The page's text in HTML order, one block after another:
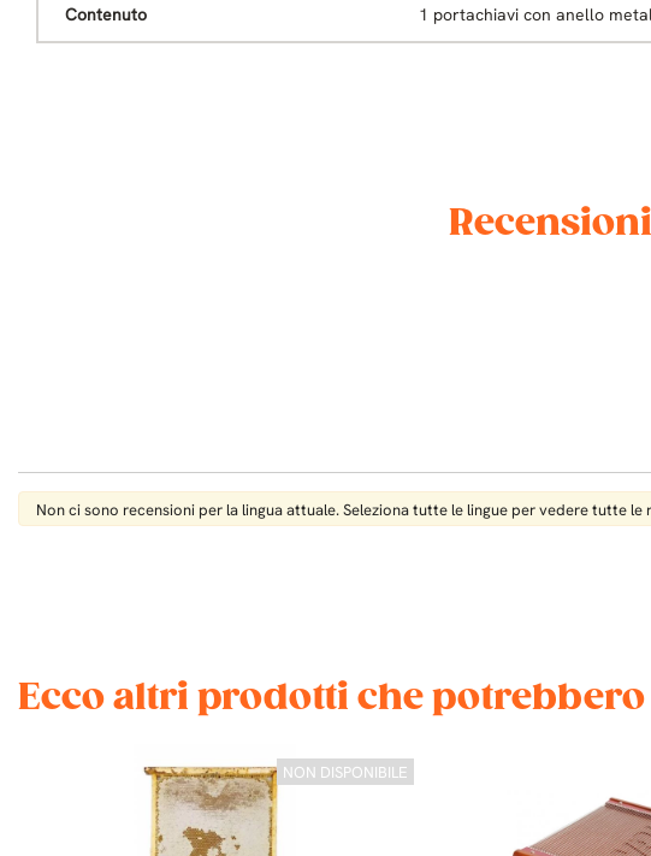
Contenuto 1 portachiavi con anello
Non ci sono recensioni per la lingua attuale. Seleziona tutte le lingue per vedere tutte le
Ecco altri prodotti che
NON DISPONIBILE